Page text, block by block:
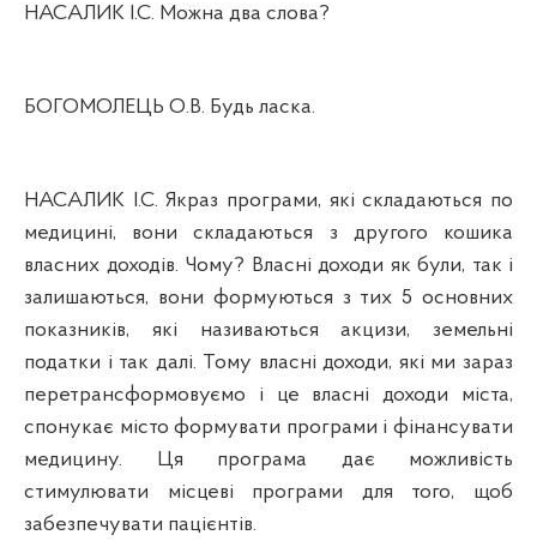
НАСАЛИК І.С. Можна два слова?
БОГОМОЛЕЦЬ О.В. Будь ласка.
НАСАЛИК І.С. Якраз програми, які складаються по
медицині, вони складаються з другого кошика
власних доходів. Чому? Власні доходи як були, так і
залишаються, вони формуються з тих 5 основних
показників, які називаються акцизи, земельні
податки і так далі. Тому власні доходи, які ми зараз
перетрансформовуємо і це власні доходи міста,
спонукає місто формувати програми і фінансувати
медицину. Ця програма дає можливість
стимулювати місцеві програми для того, щоб
забезпечувати пацієнтів.